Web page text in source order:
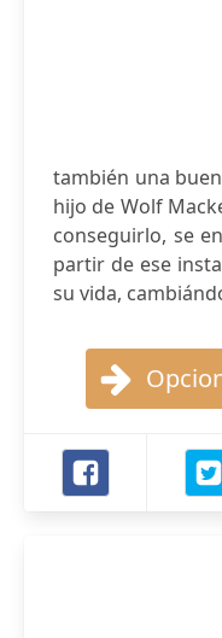
también una
hijo de Wolf
conseguirlo, se
partir de ese
su vida,